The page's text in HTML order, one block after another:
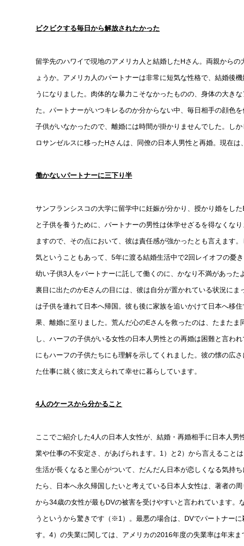
ビクビクする毎日から解放されたかった
留学先のハワイで現地のアメリカ人と結婚したHさん。両親から
ょうか。アメリカ人のパートナーは非常に短気な性格で、結婚後
うになりました。肉体的な暴力こそなかったものの、身体の大き
た。パートナーがいつキレるのか分からない中、毎日相手の顔色
子供がいなかったので、離婚には時間が掛かりませんでした。し
ロサンゼルスに移ったHさんは、同僚の日本人男性と再婚。現在
働かないパートナーに三下り半
サンフランシスコの大学に留学中に妊娠が分かり、授かり婚をし
と子供を養うために、パートナーの男性は休学せざるを得なくな
ますので、その点において、彼は責任感が強かったとも言えます
気ということもあって、5年に渡る結婚生活中で2回レイオフの憂
幼い子供3人をパートナーに託して働くのに、かなり不満があっ
裏目に出たのかEさんの目には、彼は自分が置かれている状況に
は子供を連れて日本へ帰国。彼も後に家族を追いかけて日本へ移
果、離婚に至りました。荒んだ心のEさんを救ったのは、たまた
し、ハーフの子供がいる女性の日本人男性との再婚は困難と言わ
にもハーフの子供たちにも理解を示してくれました。彼の懐の広
た仕事に就く彼に支えられて幸せに暮らしています。
4人のケースから分かること
ここでご紹介した4人の日本人女性が、結婚・再婚相手に日本人
業や仕事の不安定さ、があげられます。1）と2）から言えること
生活が長くなると里心がついて、だんだん日本が恋しくなる気持
たら、日本へ永久帰国したいと考えている日本人女性は、著者の
から34歳の女性が最もDVの被害を受けやすいと言われています
うというから驚きです（※1）。最悪の場合は、DVでパートナー
す。4）の失業に関しては、アメリカの2016年度の失業率は年末